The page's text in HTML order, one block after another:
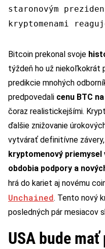
staronovým
kryptomenami
Bitcoin prekonal svoje
týždeň ho už niekoľkokrát
predikcie mnohých
predpovedali cenu BTC
čoraz realistickejšími.
ďalšie znižovanie
vytvárať definitívne
kryptomenový priemysel
obdobia podpory a
hrá do kariet aj novému
Unchained. Tento nový
posledných pár mesiacov
USA bude mať